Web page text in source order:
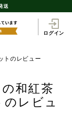
送
ログイン
トのレビュー
和紅茶
レビュ